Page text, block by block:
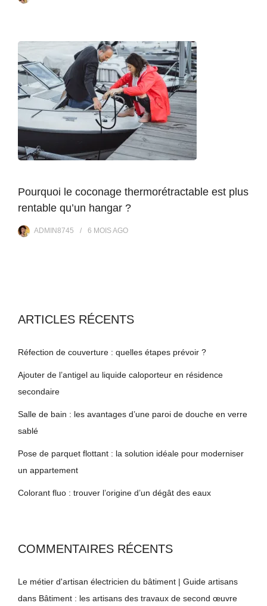
Pourquoi le coconage thermorétractable est plus
rentable qu’un hangar ?
ADMIN8745 6 MOISAGO
ARTICLES RÉCENTS
Réfection de couverture : quelles étapes prévoir ?
Ajouter de l’antigel au liquide caloporteur en résidence
secondaire
Salle de bain : les avantages d’une paroi de douche en verre
sablé
Pose de parquet flottant : la solution idéale pour moderniser
un appartement
Colorant fluo : trouver l’origine d’un dégât des eaux
COMMENTAIRES RÉCENTS
Le métier d'artisan électricien du bâtiment | Guide artisans
dans Bâtiment : les artisans des travaux de second œuvre